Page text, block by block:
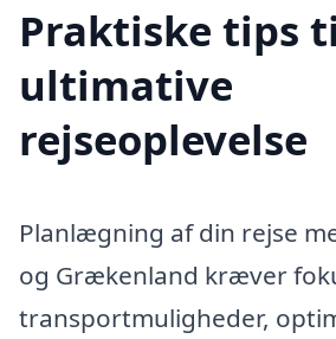
Praktiske tips
ultimative
rejseoplevelse
Planlægning af din rejse
og Grækenland kræver
transportmuligheder,